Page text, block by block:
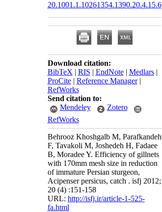
20.1001.1.10261354.1390.20.4.15.6
Download citation:
BibTeX | RIS | EndNote| Medlars|
ProCite| Reference Manager|
RefWorks
Send citation to:
Mendeley
Zotero
RefWorks
Behrooz Khoshgalb M, Parafkandeh
F, Tavakoli M, Joshedeh H, Fadaee
B, Moradee Y. Efficiency of gillnets
with 170mm mesh size in reduction
of immature Persian sturgeon,
Acipenser persicus, catch . isfj 2012;
20 (4) :151-158
URL: http://isfj.ir/article-1-525-
fa.html